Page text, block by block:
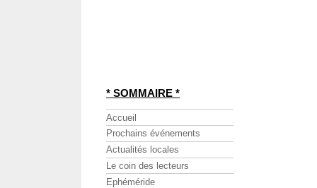
* SOMMAIRE *
Accueil
Prochains événements
Actualités locales
Le coin des lecteurs
Ephéméride